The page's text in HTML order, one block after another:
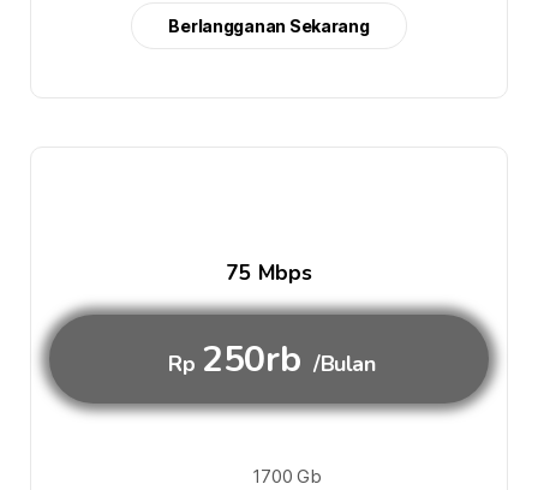
Berlangganan Sekarang
75 Mbps
Rp 250rb /Bulan
1700 Gb